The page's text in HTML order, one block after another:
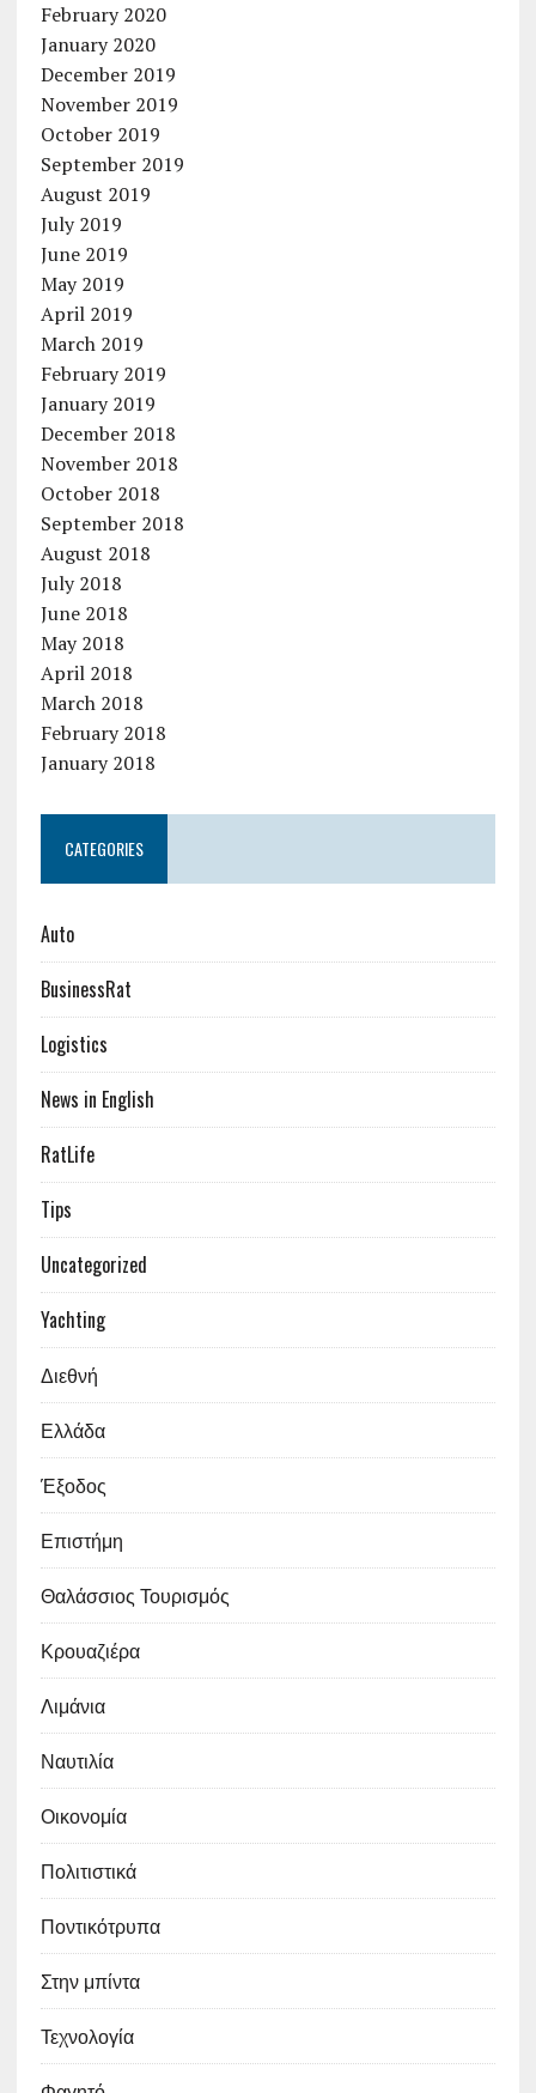
February 2020
January 2020
December 2019
November 2019
October 2019
September 2019
August 2019
July 2019
June 2019
May 2019
April 2019
March 2019
February 2019
January 2019
December 2018
November 2018
October 2018
September 2018
August 2018
July 2018
June 2018
May 2018
April 2018
March 2018
February 2018
January 2018
CATEGORIES
Auto
BusinessRat
Logistics
News in English
RatLife
Tips
Uncategorized
Yachting
Διεθνή
Ελλάδα
Έξοδος
Επιστήμη
Θαλάσσιος Τουρισμός
Κρουαζιέρα
Λιμάνια
Ναυτιλία
Οικονομία
Πολιτιστικά
Ποντικότρυπα
Στην μπίντα
Τεχνολογία